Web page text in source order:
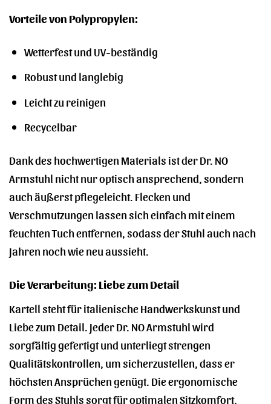
Vorteile von Polypropylen:
Wetterfest und UV-beständig
Robust und langlebig
Leicht zu reinigen
Recycelbar
Dank des hochwertigen Materials ist der Dr. NO
Armstuhl nicht nur optisch ansprechend, sondern
auch äußerst pflegeleicht. Flecken und
Verschmutzungen lassen sich einfach mit einem
feuchten Tuch entfernen, sodass der Stuhl auch nach
Jahren noch wie neu aussieht.
Die Verarbeitung: Liebe zum Detail
Kartell steht für italienische Handwerkskunst und
Liebe zum Detail. Jeder Dr. NO Armstuhl wird
sorgfältig gefertigt und unterliegt strengen
Qualitätskontrollen, um sicherzustellen, dass er
höchsten Ansprüchen genügt. Die ergonomische
Form des Stuhls sorgt für optimalen Sitzkomfort,